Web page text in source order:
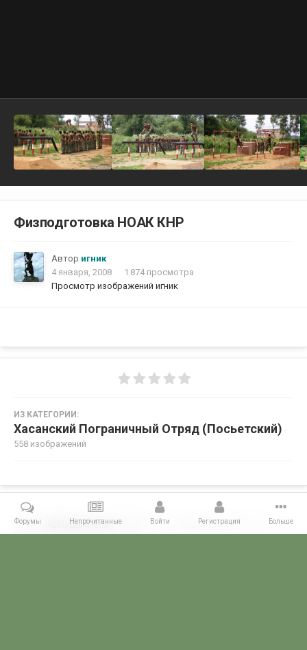
Физподготовка НОАК КНР
Автор игник
4 января, 2008
1 874 просмотра
Просмотр изображений игник
ИЗ КАТЕГОРИИ:
Хасанский Пограничный Отряд (Посьетский) ·
558 изображений
Поделиться Подписчики 0
Форумы Непрочитанные Войти Регистрация Больше